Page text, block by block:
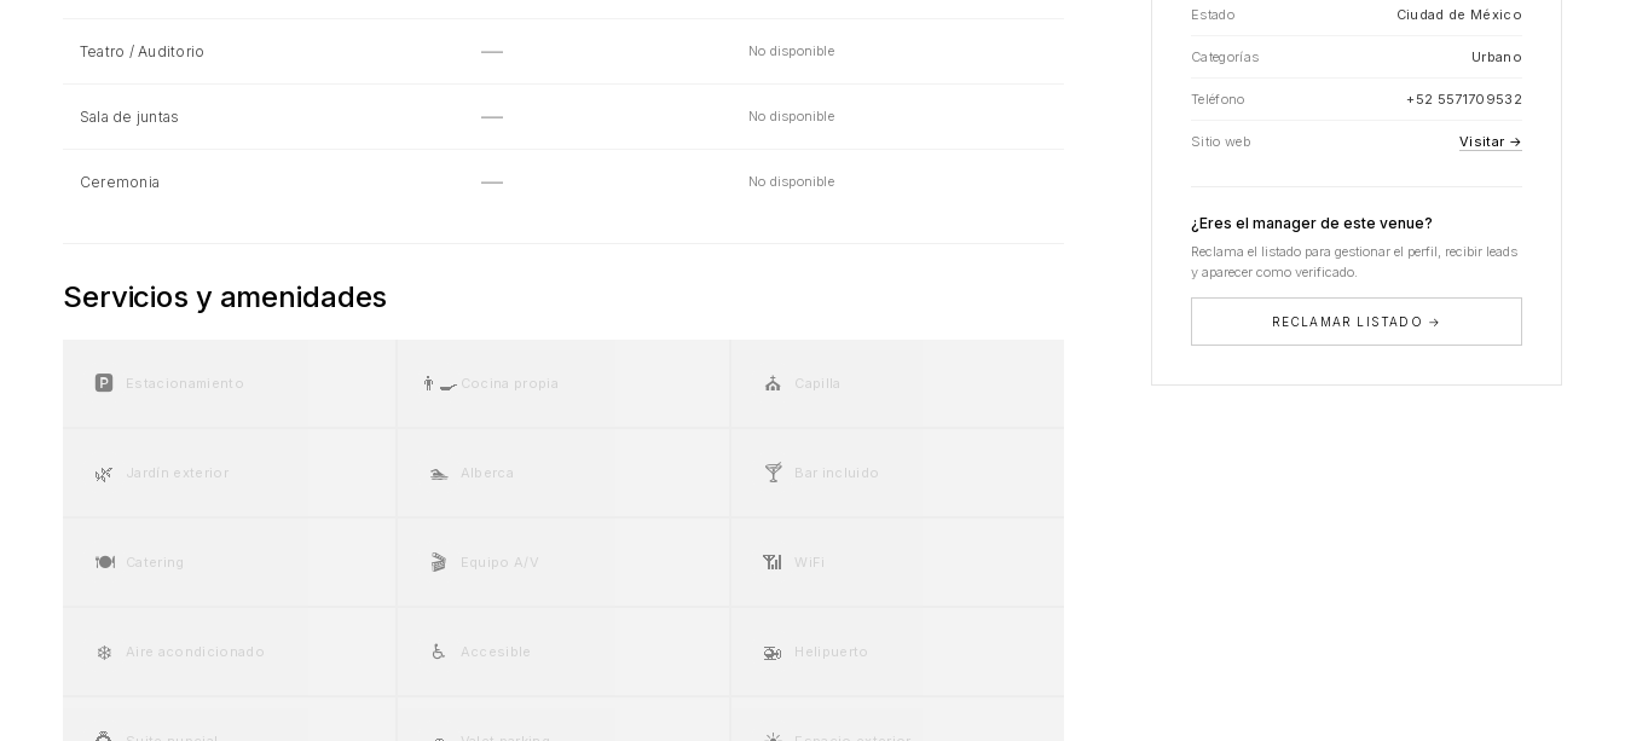
Teatro / Auditorio — No disponible
Sala de juntas — No disponible
Ceremonia — No disponible
Servicios y amenidades
🅿️ Estacionamiento 👨‍🍳 Cocina propia ⛪ Capilla
🌿 Jardín exterior 🏊 Alberca 🍸 Bar incluido
🍽️ Catering 🎬 Equipo A/V 📶 WiFi
❄️ Aire acondicionado ♿ Accesible 🚁 Helipuerto
Estado Ciudad de México
Categorías Urbano
Teléfono +52 5571709532
Sitio web Visitar →
¿Eres el manager de este venue?
Reclama el listado para gestionar el perfil, recibir leads
y aparecer como verificado.
RECLAMAR LISTADO →